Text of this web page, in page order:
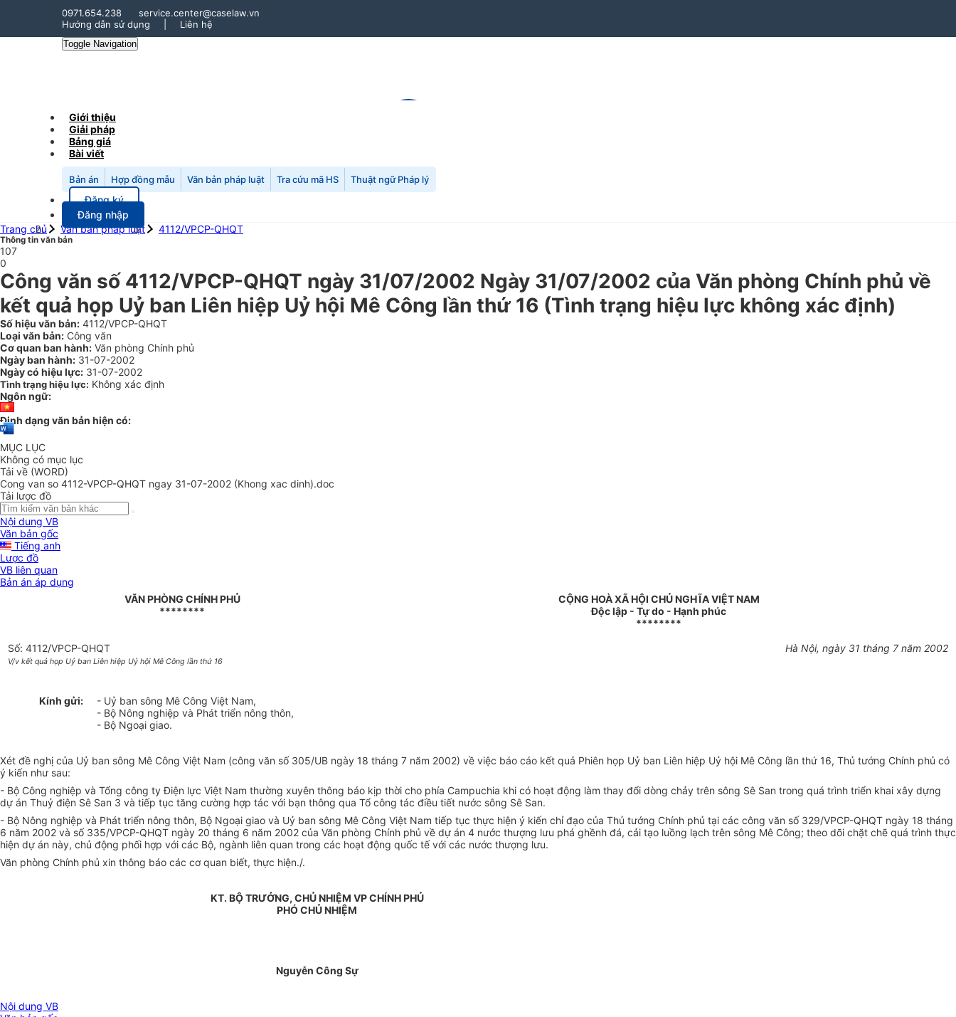
0971.654.238
service.center@caselaw.vn
Hướng dẫn sử dụng
Liên hệ
Toggle Navigation
Giới thiệu
Giải pháp
Bảng giá
Bài viết
Bản án Hợp đồng mẫu Văn bản pháp luật Tra cứu mã HS Thuật ngữ Pháp lý
Đăng ký
Đăng nhập
Trang chủ
Văn bản pháp luật 4112/VPCP-QHQT
Thông tin văn bản
107
0
Công văn số 4112/VPCP-QHQT ngày 31/07/2002 Ngày 31/07/2002 của Văn phòng Chính phủ về
kết quả họp Uỷ ban Liên hiệp Uỷ hội Mê Công lần thứ 16 (Tình trạng hiệu lực không xác định)
Số hiệu văn bản: 4112/VPCP-QHQT
Loại văn bản: Công văn
Cơ quan ban hành: Văn phòng Chính phủ
Ngày ban hành: 31-07-2002
Ngày có hiệu lực: 31-07-2002
Tình trạng hiệu lực: Không xác định
Ngôn ngữ:
Định dạng văn bản hiện có:
MỤC LỤC
Không có mục lục
Tải về (WORD)
Cong van so 4112-VPCP-QHQT ngay 31-07-2002 (Khong xac dinh).doc
Tải lược đồ
Nội dung VB
Văn bản gốc
Tiếng anh
Lược đồ
VB liên quan
Bản án áp dụng
VĂN PHÒNG CHÍNH PHỦ
********
CỘNG HOÀ XÃ HỘI CHỦ NGHĨA VIỆT NAM
Độc lập - Tự do - Hạnh phúc
********
Số: 4112/VPCP-QHQT
V/v kết quả họp Uỷ ban Liên hiệp Uỷ hội Mê Công lần thứ 16
Hà Nội, ngày 31 tháng 7 năm 2002
Kính gửi:
- Uỷ ban sông Mê Công Việt Nam,
- Bộ Nông nghiệp và Phát triển nông thôn,
- Bộ Ngoại giao.
Xét đề nghị của Uỷ ban sông Mê Công Việt Nam (công văn số 305/UB ngày 18 tháng 7 năm 2002) về việc báo cáo kết quả Phiên họp Uỷ ban Liên hiệp Uỷ hội Mê Công lần thứ 16, Thủ tướng Chính phủ có
ý kiến như sau:
- Bộ Công nghiệp và Tổng công ty Điện lực Việt Nam thường xuyên thông báo kịp thời cho phía Campuchia khi có hoạt động làm thay đổi dòng chảy trên sông Sê San trong quá trình triển khai xây dựng
dự án Thuỷ điện Sê San 3 và tiếp tục tăng cường hợp tác với bạn thông qua Tổ công tác điều tiết nước sông Sê San.
- Bộ Nông nghiệp và Phát triển nông thôn, Bộ Ngoại giao và Uỷ ban sông Mê Công Việt Nam tiếp tục thực hiện ý kiến chỉ đạo của Thủ tướng Chính phủ tại các công văn số 329/VPCP-QHQT ngày 18 tháng
6 năm 2002 và số 335/VPCP-QHQT ngày 20 tháng 6 năm 2002 của Văn phòng Chính phủ về dự án 4 nước thượng lưu phá ghềnh đá, cải tạo luồng lạch trên sông Mê Công; theo dõi chặt chẽ quá trình thực
hiện dự án này, chủ động phối hợp với các Bộ, ngành liên quan trong các hoạt động quốc tế với các nước thượng lưu.
Văn phòng Chính phủ xin thông báo các cơ quan biết, thực hiện./.
KT. BỘ TRƯỞNG, CHỦ NHIỆM VP CHÍNH PHỦ
PHÓ CHỦ NHIỆM
Nguyễn Công Sự
Nội dung VB